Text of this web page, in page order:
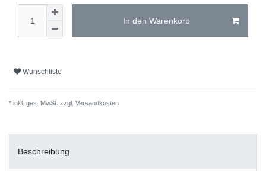
In den Warenkorb
Wunschliste
* inkl. ges. MwSt. zzgl. Versandkosten
Beschreibung